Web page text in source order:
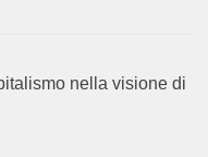
nella visione di